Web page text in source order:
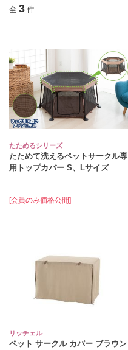
全 3 件
たためるシリーズ
たためて洗えるペットサークル専
用トップカバー S、Lサイズ
[会員のみ価格公開]
リッチェル
ペット サークル カバー ブラウン